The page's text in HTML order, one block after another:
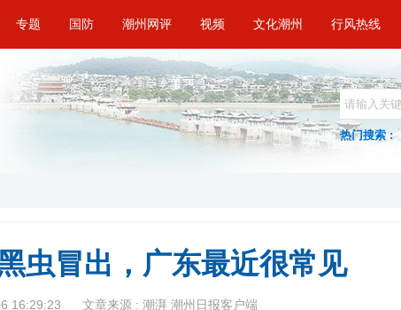
专题 国防 潮州网评 视频 文化潮州 行风热线
热门搜索 :
虫冒出，广东最近很常见
16:29:23 文章来源 : 潮湃 潮州日报客户端